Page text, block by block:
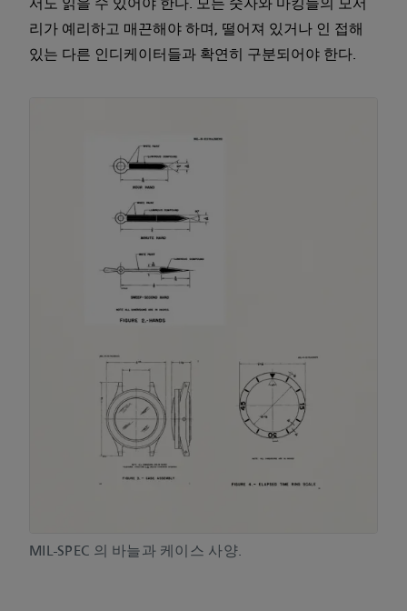
서도 읽을 수 있어야 한다. 모든 숫자와 마킹들의 모서
리가 예리하고 매끈해야 하며, 떨어져 있거나 인 접해
있는 다른 인디케이터들과 확연히 구분되어야 한다.
MIL-SPEC 의 바늘과 케이스 사양.